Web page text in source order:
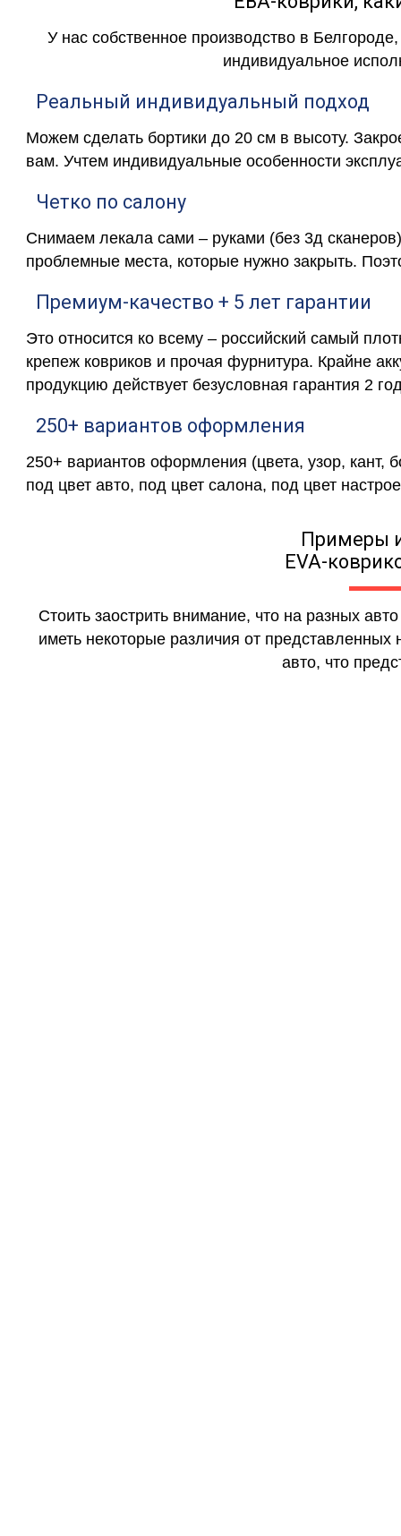
У нас собственное производство в
индивидуальное
Реальный индивидуальный подход
Можем сделать бортики до 20 см в высоту.
вам. Учтем индивидуальные особенности
Четко по салону
Снимаем лекала сами – руками (без 3д
проблемные места, которые нужно закрыть.
Премиум-качество + 5 лет гарантии
Это относится ко всему – российский самый
крепеж ковриков и прочая фурнитура. Крайне
продукцию действует безусловная гарантия 2
250+ вариантов оформления
250+ вариантов оформления (цвета, узор, кант,
под цвет авто, под цвет салона, под цвет
Примеры
EVA-
Стоить заострить внимание, что на разных
иметь некоторые различия от
авто, что